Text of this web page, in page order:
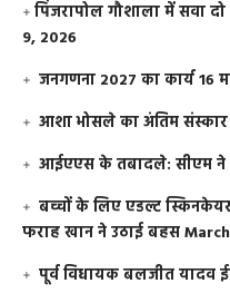
​पिंजरापोल गौशाला में सवा
9, 2026
जनगणना 2027 का कार्य 16
आशा भोसले का अंतिम
आईएएस के तबादले: सीएम ने
बच्चों के लिए एडल्ट
फराह खान ने उठाई बहस
पूर्व विधायक बलजीत यादव